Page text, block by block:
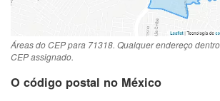
Áreas do CEP para 71318. Qualquer endereço
CEP assignado.
O código postal no México